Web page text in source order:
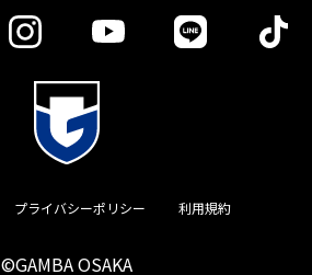
プライバシーポリシー 利用規約
©GAMBA OSAKA